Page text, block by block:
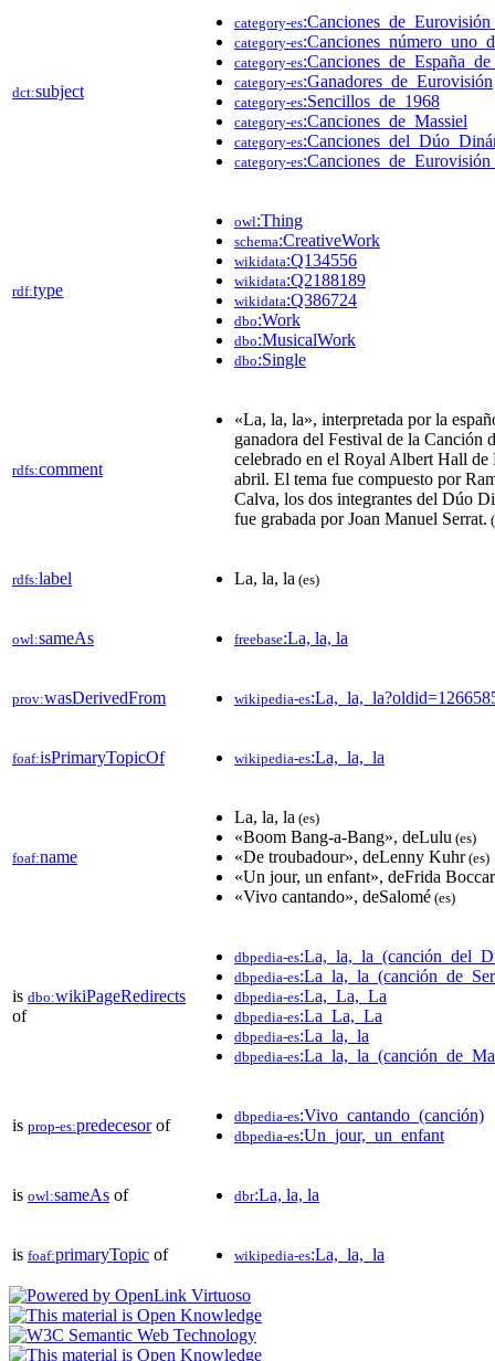
dct:subject
category-es
category-es
category-es
category-es:Ganadores_de_Eurovisión
category-es:Sencillos_de_1968
category-es:Canciones_de_Massiel
category-es
category-es
rdf:type
owl:Thing
schema:CreativeWork
wikidata:Q134556
wikidata:Q2188189
wikidata:Q386724
dbo:Work
dbo:MusicalWork
dbo:Single
rdfs:comment
«La, la, la», interpretada por la
ganadora del Festival de la Canción
celebrado en el Royal Albert Hall de
abril. El tema fue compuesto por
Calva, los dos integrantes del Dúo
fue grabada por Joan Manuel Serrat.
rdfs:label La, la, la (es)
owl:sameAs freebase:La, la, la
prov:wasDerivedFrom wikipedia-es
foaf:isPrimaryTopicOf wikipedia-es:La,_la,_la
foaf:name
La, la, la (es)
«Boom Bang-a-Bang», deLulu (es)
«De troubadour», deLenny Kuhr(es)
«Un jour, un enfant», deFrida
«Vivo cantando», deSalomé (es)
is dbo:wikiPageRedirects
of
dbpedia-es
dbpedia-es
dbpedia-es:La,_La,_La
dbpedia-es:La_La,_La
dbpedia-es:La_la,_la
dbpedia-es
is prop-es:predecesorof dbpedia-es:Vivo_cantando_(canción)
dbpedia-es:Un_jour,_un_enfant
is owl:sameAs of dbr:La, la, la
is foaf:primaryTopic of wikipedia-es:La,_la,_la